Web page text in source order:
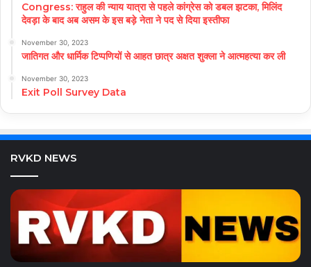
Congress: राहुल की न्याय यात्रा से पहले कांग्रेस को डबल झटका, मिलिंद
देवड़ा के बाद अब असम के इस बड़े नेता ने पद से दिया इस्तीफा
November 30, 2023
जातिगत और धार्मिक टिप्पणियों से आहत छात्र अक्षत शुक्ला ने आत्महत्या कर ली
November 30, 2023
Exit Poll Survey Data
RVKD NEWS